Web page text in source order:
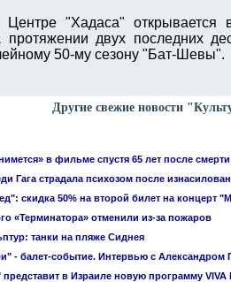
"Хадаса"
двух последних
50-му сезону "Бат-Шевы".
Другие свежие новости
в фильме спустя 65 лет после смерти
Гага страдала психозом после
скидка 50% на второй билет на концерт
«Терминатора» отменили из-за пожаров
танки на пляже Сиднея
- балет-событие. Интервью с
в Израиле новую программу VIVA